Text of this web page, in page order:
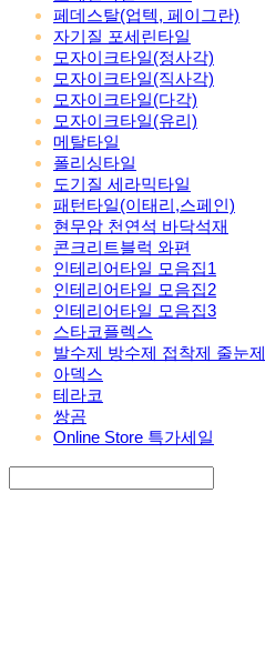
페데스탈(업텍, 페이그란)
자기질 포세린타일
모자이크타일(정사각)
모자이크타일(직사각)
모자이크타일(다각)
모자이크타일(유리)
메탈타일
폴리싱타일
도기질 세라믹타일
패턴타일(이태리,스페인)
현무암 천연석 바닥석재
콘크리트블럭 와편
인테리어타일 모음집1
인테리어타일 모음집2
인테리어타일 모음집3
스타코플렉스
발수제 방수제 접착제 줄눈제
아덱스
테라코
쌍곰
Online Store 특가세일